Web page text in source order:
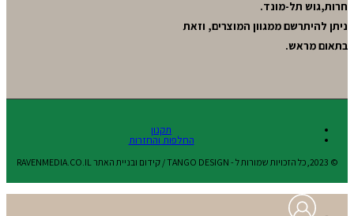
חרות,גוש תל-מונד.
ניתן להיתרשם ממגוון המוצרים, וזאת
בתאום מראש.
תקנון
החלפות והחזרות
© 2023,כל הזכויות שמורות ל - TANGO DESIGN / קידום ובניית האתר RAVENMEDIA.CO.IL